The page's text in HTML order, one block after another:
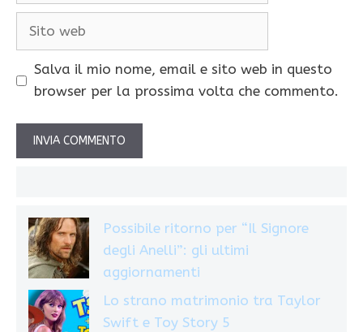
Sito
Salva il mio nome, email e sito web in questo
browser per la prossima volta che commento.
Possibile ritorno per “Il Signore
degli Anelli”: gli ultimi
aggiornamenti
Lo strano matrimonio tra Taylor
Swift e Toy Story 5